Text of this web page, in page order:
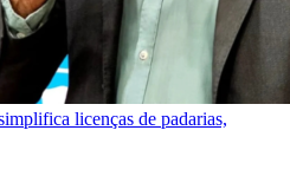
licenças de padarias,